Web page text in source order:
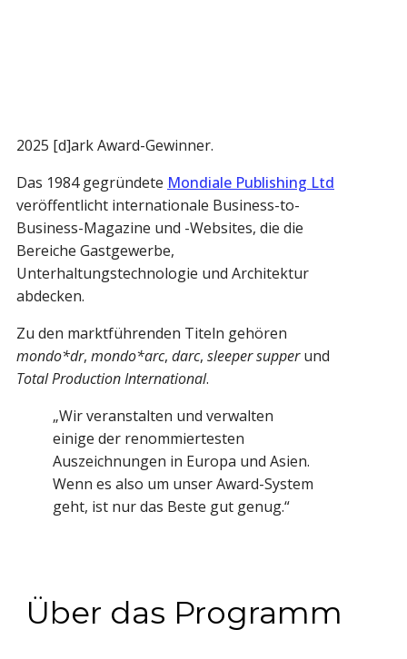
2025 [d]ark Award-Gewinner.
Das 1984 gegründete Mondiale Publishing Ltd
veröffentlicht internationale Business-to-
Business-Magazine und -Websites, die die
Bereiche Gastgewerbe,
Unterhaltungstechnologie und Architektur
abdecken.
Zu den marktführenden Titeln gehören
mondo*dr, mondo*arc, darc, sleeper supperund
Total Production International.
„Wir veranstalten und verwalten
einige der renommiertesten
Auszeichnungen in Europa und Asien.
Wenn es also um unser Award-System
geht, ist nur das Beste gut genug.“
Über das Programm